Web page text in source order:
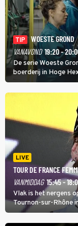
TIP
WOESTE GROND
VANAVOND 19:20 -
De serie Woeste
boerderij in Hoge
koeien moest
ligt. In de serie
LIVE
TOUR DE FRANCE
VANMIDDAG 15:45 -
Vlak is het nergens
Tournon-sur-Rhône
kans voor Nienke